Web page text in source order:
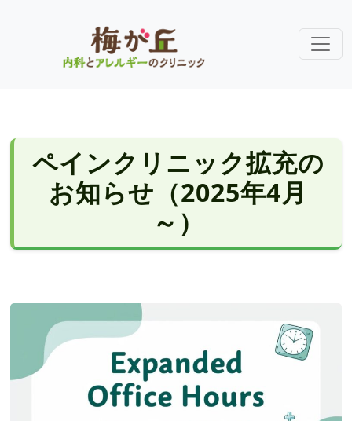
ペインクリニック拡充の
お知らせ（2025年4月
～）